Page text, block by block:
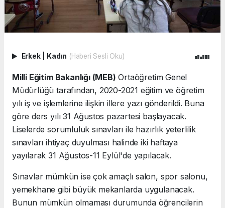
Erkek Kadın (Haberi Sesli Oku)
Milli Eğitim Bakanlığı (MEB) Ortaöğretim Genel
Müdürlüğü tarafından, 2020-2021 eğitim ve öğretim
yılı iş ve işlemlerine ilişkin illere yazı gönderildi. Buna
göre ders yılı 31 Ağustos pazartesi başlayacak.
Liselerde sorumluluk sınavları ile hazırlık yeterlilik
sınavları ihtiyaç duyulması halinde iki haftaya
yayılarak 31 Ağustos-11 Eylül'de yapılacak.
Sınavlar mümkün ise çok amaçlı salon, spor salonu,
yemekhane gibi büyük mekanlarda uygulanacak.
Bunun mümkün olmaması durumunda öğrencilerin